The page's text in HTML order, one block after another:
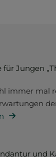
immer mal